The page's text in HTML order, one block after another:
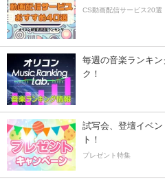
CS動画配信サービス20選
毎週の音楽ランキ
ク！
試写会、登壇イベ
ト！
プレゼント特集